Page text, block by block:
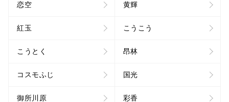
恋空 黄輝
紅玉 こうこう
こうとく 昂林
コスモふじ 国光
御所川原 彩香